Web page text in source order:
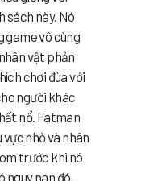
sách này. Nó
game vô cùng
vật phản
chơi đùa với
người khác
nổ. Fatman
nhỏ và nhân
trước khi nó
nguy nan đó,